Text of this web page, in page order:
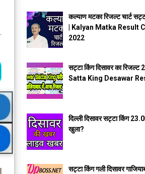
कल्याण मटका रिजल्ट चार्ट
| Kalyan Matka Result
2022
सट्टा किंग दिसावर का रिजल्ट
Satta King Desawar
दिल्ली दिसावर सट्टा किंग
खुला?
सट्टा किंग गली दिसावर